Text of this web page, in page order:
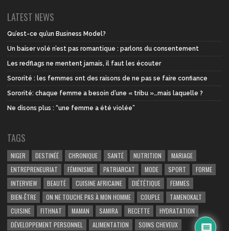
LATEST NEWS
Qu’est-ce qu’un Business Model?
Un baiser volé n’est pas romantique : parlons du consentement
Les redflags ne mentent jamais, il faut les écouter
Sororité : les femmes ont des raisons de ne pas se faire confiance
Sororité: chaque femme a besoin d’une « tribu »…mais laquelle ?
Ne disons plus : “une femme a été violée”
TAGS
NIGER DESTINÉÉ CHRONIQUE SANTÉ NUTRITION
MARIAGE
ENTREPRENEURIAT
FÉMINISME PATRIARCAT MODE SPORT
FORME
INTERVIEW
BEAUTÉ CUISINE AFRICAINE DIÉTÉTIQUE
FEMMES
BIEN-ÊTRE
ON NE TOUCHE PAS À MON HOMME COUPLE
TAMENOKALT
CUISINE
FITHNAT MAMAN SAMIRA RECETTE
HYDRATATION
DÉVELOPPEMENT PERSONNEL
ALIMENTATION SOINS CHEVEUX